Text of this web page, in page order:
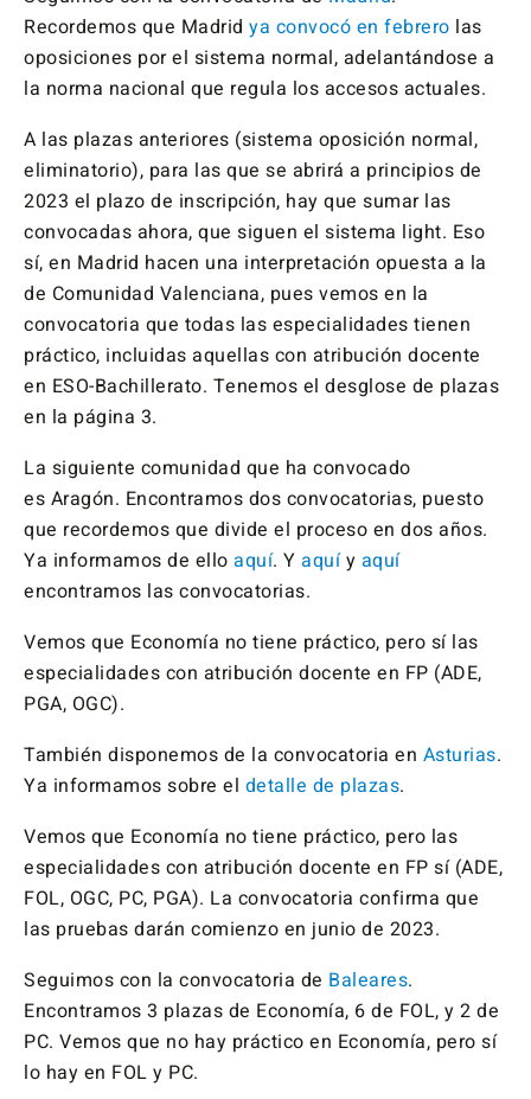
Recordemos que Madrid ya convocó en febrero las
oposiciones por el sistema normal, adelantándose a
la norma nacional que regula los accesos actuales.
A las plazas anteriores (sistema oposición normal,
eliminatorio), para las que se abrirá a principios de
2023 el plazo de inscripción, hay que sumar las
convocadas ahora, que siguen el sistema light. Eso
sí, en Madrid hacen una interpretación opuesta a la
de Comunidad Valenciana, pues vemos en la
convocatoria que todas las especialidades tienen
práctico, incluidas aquellas con atribución docente
en ESO-Bachillerato. Tenemos el desglose de plazas
en la página 3.
La siguiente comunidad que ha convocado
es Aragón. Encontramos dos convocatorias, puesto
que recordemos que divide el proceso en dos años.
Ya informamos de ello aquí. Y aquíy aquí
encontramos las convocatorias.
Vemos que Economía no tiene práctico, pero sí las
especialidades con atribución docente en FP (ADE,
PGA, OGC).
También disponemos de la convocatoria en Asturias.
Ya informamos sobre el detalle de plazas.
Vemos que Economía no tiene práctico, pero las
especialidades con atribución docente en FP sí (ADE,
FOL, OGC, PC, PGA). La convocatoria confirma que
las pruebas darán comienzo en junio de 2023.
Seguimos con la convocatoria de Baleares.
Encontramos 3 plazas de Economía, 6 de FOL, y 2 de
PC. Vemos que no hay práctico en Economía, pero sí
lo hay en FOL y PC.